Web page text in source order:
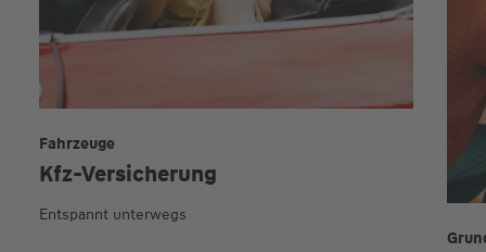
Kfz-Versicherung
Fahrzeuge
Entspannt unterwegs